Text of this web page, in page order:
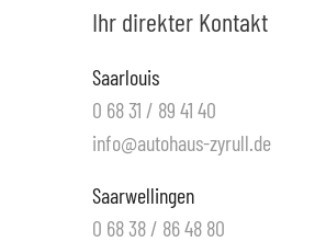
Ihr direkter Kontakt
Saarlouis
0 68 31 / 89 41 40
info@autohaus-zyrull.de
Saarwellingen
0 68 38 / 86 48 80